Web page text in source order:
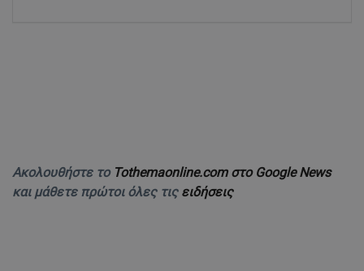
Ακολουθήστε το Tothemaonline.com στο Google News
και μάθετε πρώτοι όλες τις ειδήσεις